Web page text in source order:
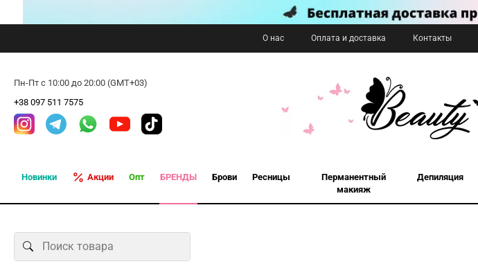
О нас Оплата и доставка Контакты
Пн-Пт с 10:00 до 20:00 (GMT+03)
+38 097 511 7575
Новинки Акции Опт БРЕНДЫ Брови Ресницы
Перманентный
макияж
Депиляция